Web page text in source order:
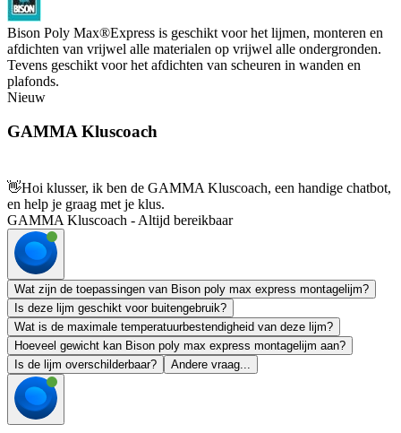
Bison Poly Max®Express is geschikt voor het lijmen, monteren en
afdichten van vrijwel alle materialen op vrijwel alle ondergronden.
Tevens geschikt voor het afdichten van scheuren in wanden en
plafonds.
Nieuw
GAMMA Kluscoach
👋Hoi klusser, ik ben de GAMMA Kluscoach, een handige chatbot,
en help je graag met je klus.
GAMMA Kluscoach - Altijd bereikbaar
Wat zijn de toepassingen van Bison poly max express montagelijm?
Is deze lijm geschikt voor buitengebruik?
Wat is de maximale temperatuurbestendigheid van deze lijm?
Hoeveel gewicht kan Bison poly max express montagelijm aan?
Is de lijm overschilderbaar?
Andere vraag...